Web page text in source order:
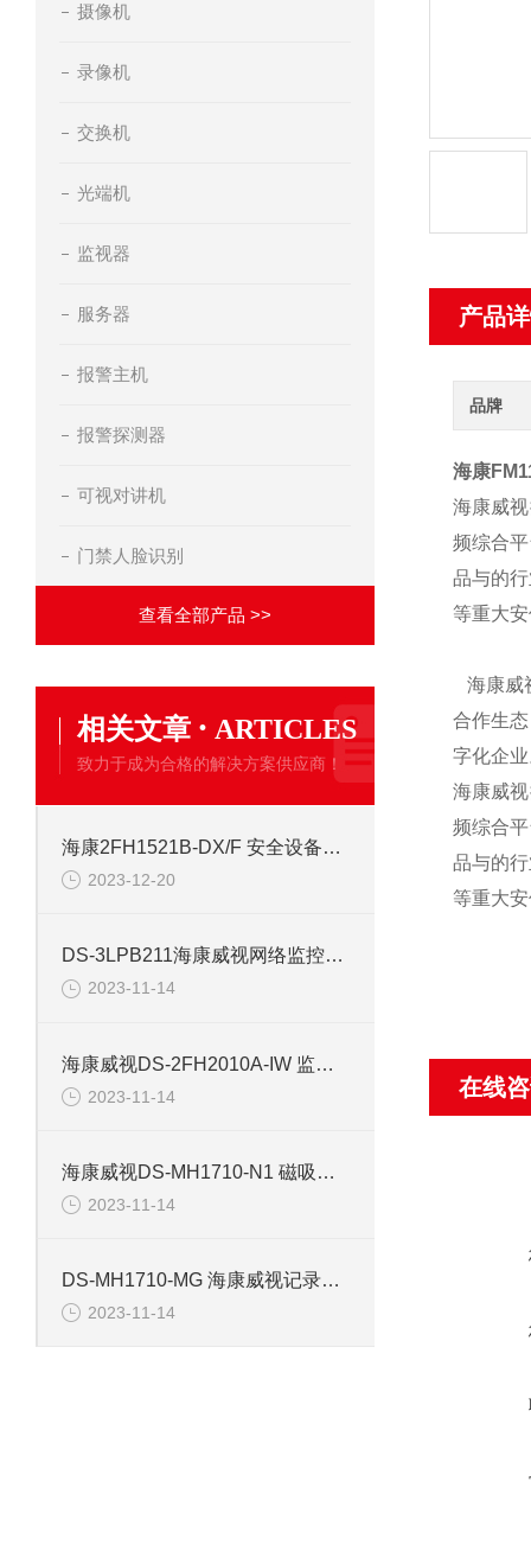
摄像机
录像机
交换机
光端机
监视器
服务器
报警主机
报警探测器
可视对讲机
门禁人脸识别
查看全部产品 >>
相关文章 · ARTICLES
致力于成为合格的解决方案供应商！
海康2FH1521B-DX/F 安全设备配件安防
2023-12-20
DS-3LPB211海康威视网络监控安防配件
2023-11-14
海康威视DS-2FH2010A-IW 监控摄像机配件
2023-11-14
海康威视DS-MH1710-N1 磁吸背夹记录仪配件
2023-11-14
DS-MH1710-MG 海康威视记录仪磁吸背夹配件
2023-11-14
产品
品牌
海康
海康威
频综合
品与的
等重大
海康威
合作生
字化企
海康威
频综合
品与的
等重大
在线